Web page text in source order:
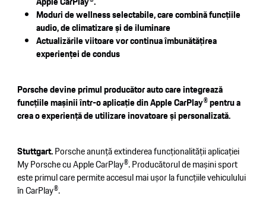
Moduri de wellness selectabile, care combină funcțiile
audio, de climatizare și de iluminare
Actualizările viitoare vor continua îmbunătățirea
experienței de condus
Porsche devine primul producător auto care integrează
funcțiile mașinii într-o aplicație din Apple CarPlay® pentru a
crea o experiență de utilizare inovatoare și personalizată.
Stuttgart.Porsche anunță extinderea funcționalității aplicației
My Porsche cu Apple CarPlay®. Producătorul de mașini sport
este primul care permite accesul mai ușor la funcțiile vehiculului
în CarPlay®.